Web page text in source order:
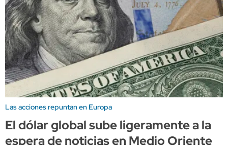
Las acciones repuntan en Europa
El dólar global sube ligeramente a la
espera de noticias en Medio Oriente